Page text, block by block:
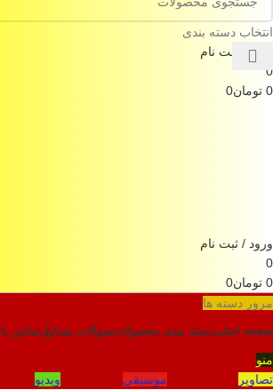
انتخاب دسته بندی
ورود / ثبت نام
0
0 تومان0
ورود / ثبت نام
0
0 تومان0
مرور دسته ها
صفحه اصلیدسته بندی محصولاتسوالات متداولتماس با
منو
تصاویر
موسیقی ویدیو